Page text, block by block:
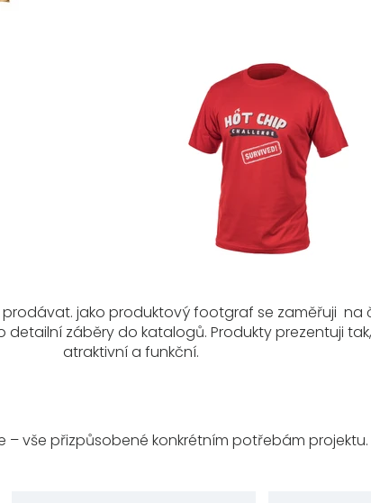
jako produktový footgraf se zaměřuji na
detailní záběry do katalogů. Produkty prezentuji
atraktivní a funkční.
vše přizpůsobené konkrétním potřebám projektu.